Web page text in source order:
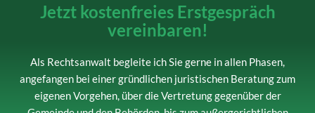
Jetzt kostenfreies Erstgespräch
vereinbaren!
Als Rechtsanwalt begleite ich Sie gerne in allen Phasen,
angefangen bei einer gründlichen juristischen Beratung zum
eigenen Vorgehen, über die Vertretung gegenüber der